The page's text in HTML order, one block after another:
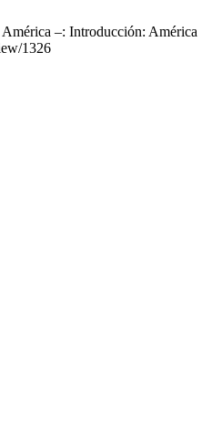
–: Introducción: América
1326